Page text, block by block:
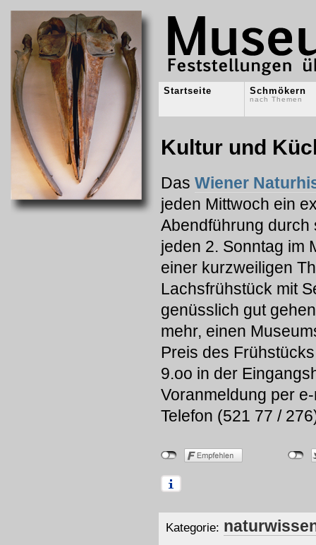
Startseite Schmökern
nach Themen
Kultur und
Das Wiener
jeden Mittwoch ein
Abendführung durch
jeden 2. Sonntag im
einer kurzweiligen
Lachsfrühstück mit
genüsslich gut
mehr, einen
Preis des
9.oo in der
Voranmeldung per
Telefon (521 77 /
Kategorie: